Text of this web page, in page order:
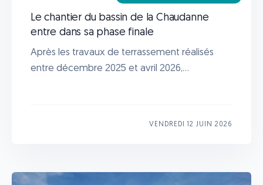
Le chantier du bassin de la Chaudanne
entre dans sa phase finale
Après les travaux de terrassement réalisés
entre décembre 2025 et avril 2026,...
VENDREDI 12 JUIN 2026